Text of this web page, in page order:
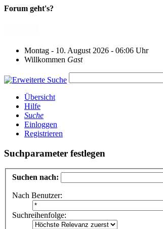
Forum geht's?
Montag - 10. August 2026 - 06:06 Uhr
Willkommen Gast
Übersicht
Hilfe
Suche
Einloggen
Registrieren
Suchparameter festlegen
Suchen nach:
Nach Benutzer:
Suchreihenfolge: